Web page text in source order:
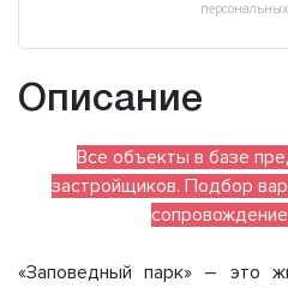
Описание
Все объекты в базе
застройщиков. Подбор
«Заповедный парк» – это